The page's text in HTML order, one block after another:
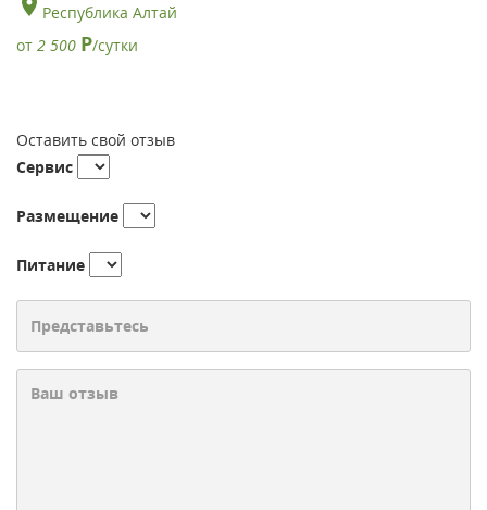
Республика Алтай
от 2 500 Р/сутки
Оставить свой отзыв
Сервис
Размещение
Питание